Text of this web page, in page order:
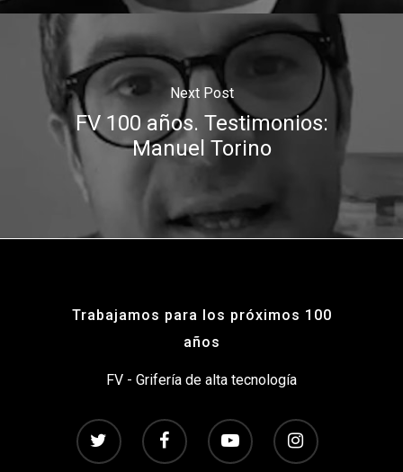
Next Post
FV 100 años. Testimonios:
Manuel Torino
Trabajamos para los próximos 100
años
FV - Grifería de alta tecnología